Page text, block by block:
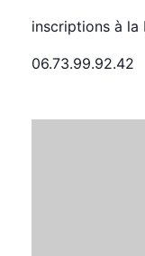
inscriptions à la
06.73.99.92.42